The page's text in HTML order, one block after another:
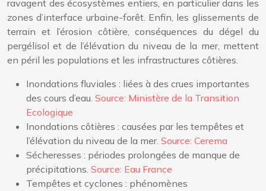
ravagent des écosystèmes entiers, en particulier dans les
zones d’interface urbaine-forêt. Enfin, les glissements de
terrain et l’érosion côtière, conséquences du dégel du
pergélisol et de l’élévation du niveau de la mer, mettent
en péril les populations et les infrastructures côtières.
Inondations fluviales : liées à des crues importantes
des cours d’eau. Source: Ministère de la Transition
Ecologique
Inondations côtières : causées par les tempêtes et
l’élévation du niveau de la mer. Source: Cerema
Sécheresses : périodes prolongées de manque de
précipitations. Source: Eau France
Tempêtes et cyclones : phénomènes